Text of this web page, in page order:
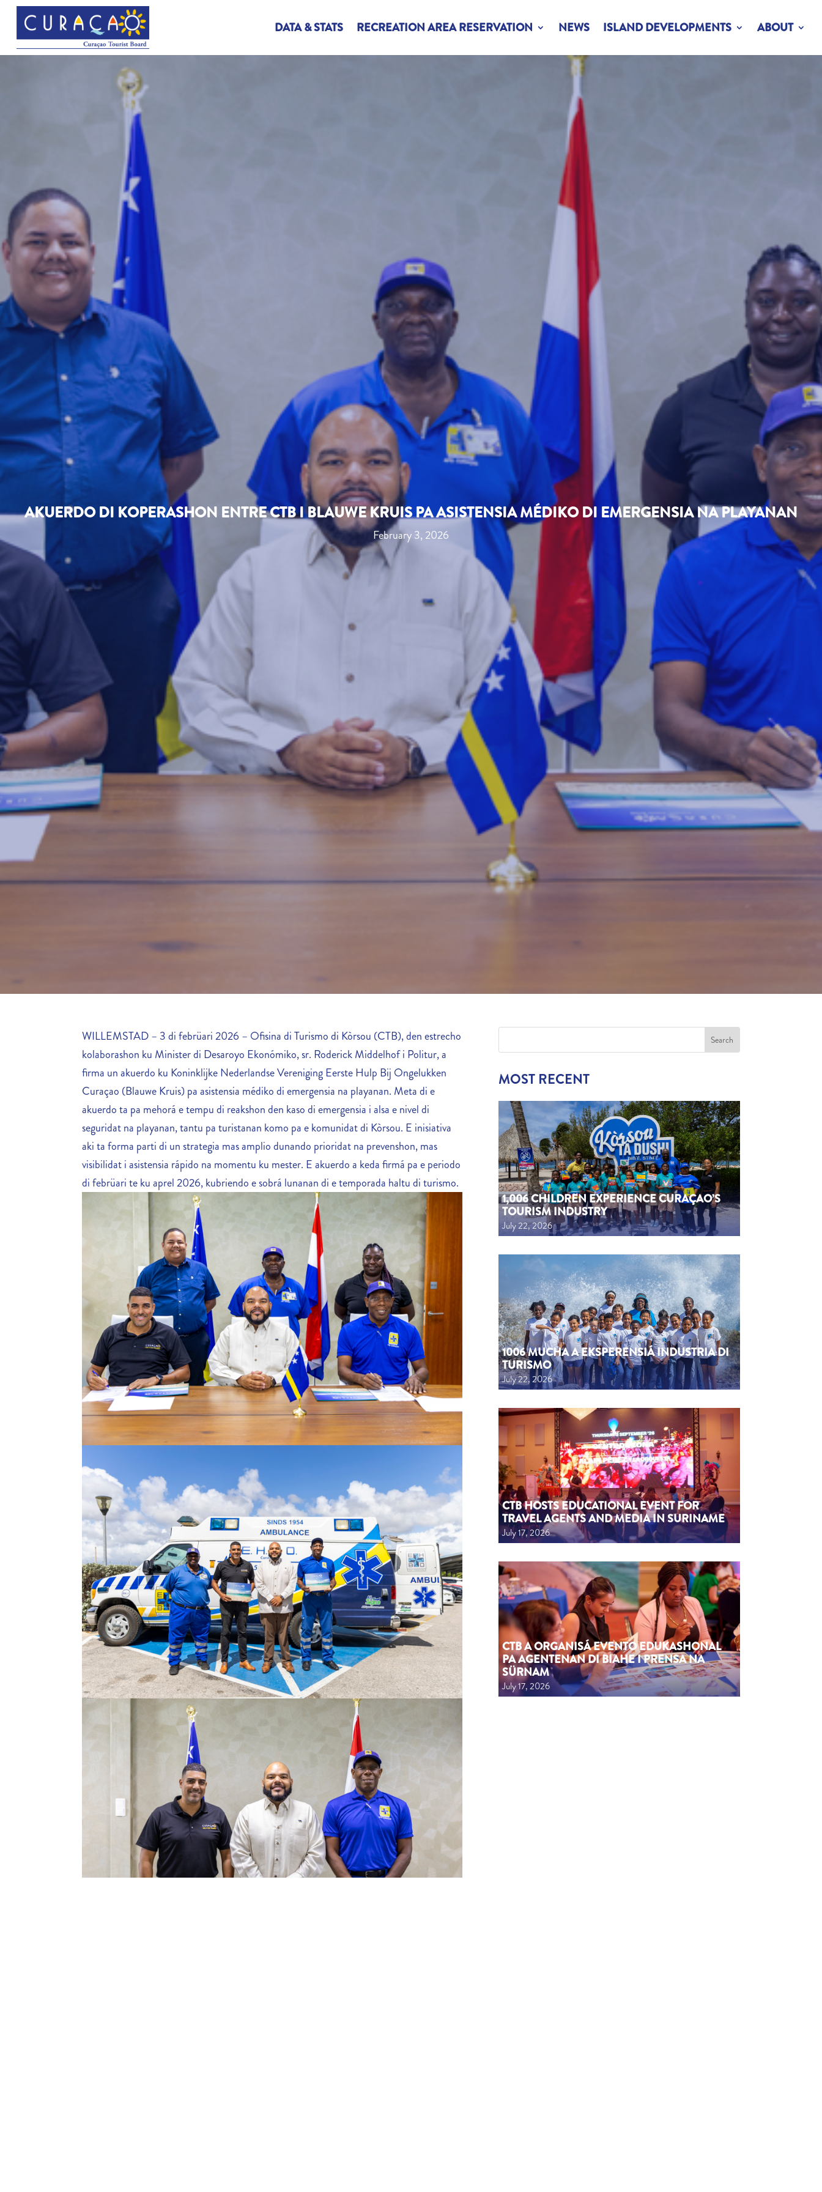
DATA & STATS RECREATION AREA RESERVATION NEWS ISLAND DEVELOPMENTS ABOUT
AKUERDO DI KOPERASHON ENTRE CTB I BLAUWE KRUIS PA ASISTENSIA MÉDIKO DI EMERGENSIA NA PLAYANAN
February 3, 2026
WILLEMSTAD – 3 di febrüari 2026 – Ofisina di Turismo di Kòrsou (CTB), den estrecho
kolaborashon ku Minister di Desaroyo Ekonómiko, sr. Roderick Middelhof i Politur, a
firma un akuerdo ku Koninklijke Nederlandse Vereniging Eerste Hulp Bij Ongelukken
Curaçao (Blauwe Kruis) pa asistensia médiko di emergensia na playanan. Meta di e
akuerdo ta pa mehorá e tempu di reakshon den kaso di emergensia i alsa e nivel di
seguridat na playanan, tantu pa turistanan komo pa e komunidat di Kòrsou. E inisiativa
aki ta forma parti di un strategia mas amplio dunando prioridat na prevenshon, mas
visibilidat i asistensia rápido na momentu ku mester. E akuerdo a keda firmá pa e periodo
di febrüari te ku aprel 2026, kubriendo e sobrá lunanan di e temporada haltu di turismo.
MOST RECENT
1,006 CHILDREN EXPERIENCE CURAÇAO’S
TOURISM INDUSTRY
July 22, 2026
1006 MUCHA A EKSPERENSIÁ INDUSTRIA DI
TURISMO
July 22, 2026
CTB HOSTS EDUCATIONAL EVENT FOR
TRAVEL AGENTS AND MEDIA IN SURINAME
July 17, 2026
CTB A ORGANISÁ EVENTO EDUKASHONAL
PA AGENTENAN DI BIAHE I PRENSA NA
SÜRNAM
July 17, 2026